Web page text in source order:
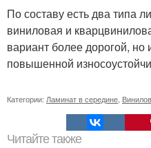
По составу есть два типа
виниловая и
вариант более дорогой,
повышенной
Категории: Ламинат в середине,
Читайте также